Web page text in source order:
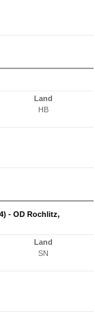
Land
HB
- OD Rochlitz,
Land
SN